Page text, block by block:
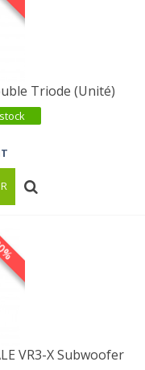
Triode (Unité)
VR3-X Subwoofer